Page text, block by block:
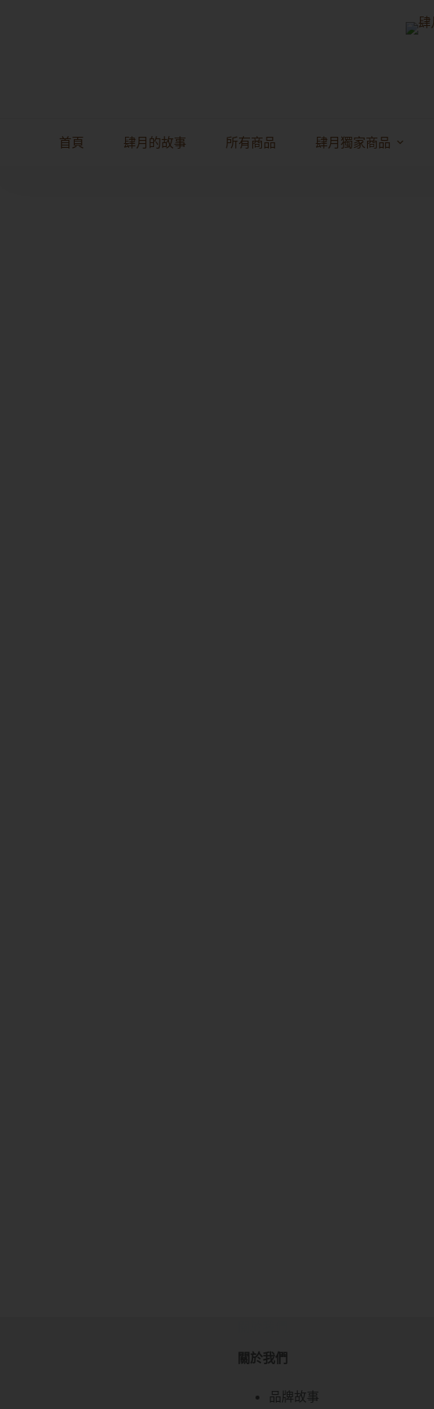
首頁 肆月的故事 所有商品 肆月獨家商品
關於我們
品牌故事